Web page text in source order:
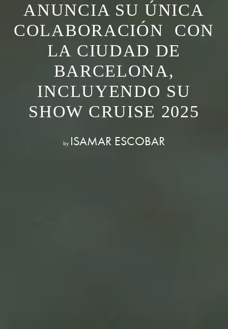
ANUNCIA SU ÚNICA
COLABORACIÓN CON
LA CIUDAD DE
BARCELONA,
INCLUYENDO SU
SHOW CRUISE 2025
by ISAMAR ESCOBAR